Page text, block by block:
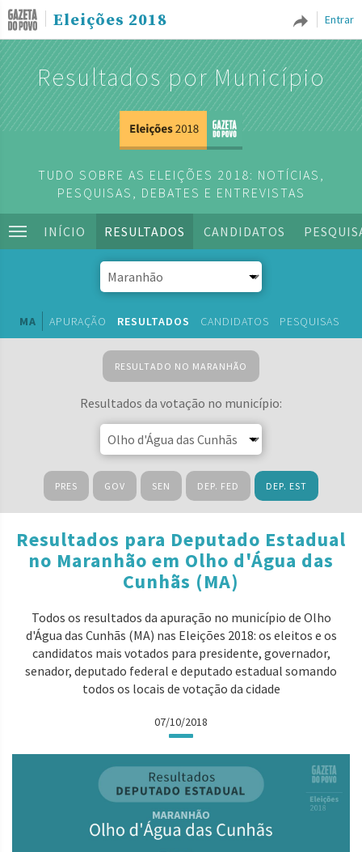
Entrar
Eleições 2018
Resultados por Município
TUDO SOBRE AS ELEIÇÕES 2018: NOTÍCIAS,
PESQUISAS, DEBATES E ENTREVISTAS
INÍCIO RESULTADOS CANDIDATOS
MA APURAÇÃO RESULTADOS CANDIDATOS PESQUISAS
RESULTADO NO MARANHÃO
Resultados da votação no município:
PRES GOV SEN DEP. FED DEP. EST
Resultados para Deputado Estadual
no Maranhão em Olho d'Água das
Cunhãs (MA)
Todos os resultados da apuração no município de Olho
d'Água das Cunhãs (MA) nas Eleições 2018: os eleitos e os
candidatos mais votados para presidente, governador,
senador, deputado federal e deputado estadual somando
todos os locais de votação da cidade
07/10/2018